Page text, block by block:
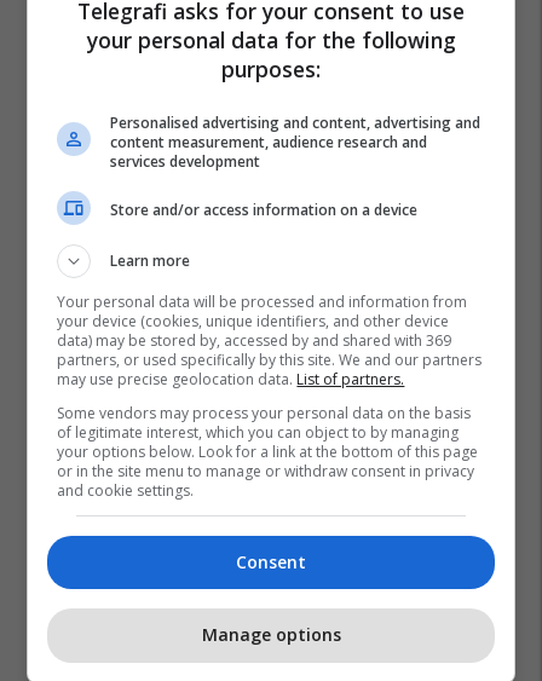
Petrol Company
Telegrafi asks for your consent to use
your personal data for the following
purposes:
Personalised advertising and content, advertising and
content measurement, audience research and
services development
Store and/or access information on a device
Learn more
Your personal data will be processed and information from
your device (cookies, unique identifiers, and other device
data) may be stored by, accessed by and shared with 369
partners, or used specifically by this site. We and our partners
may use precise geolocation data. List of partners.
Some vendors may process your personal data on the basis
of legitimate interest, which you can object to by managing
your options below. Look for a link at the bottom of this page
or in the site menu to manage or withdraw consent in privacy
and cookie settings.
Consent
Manage options